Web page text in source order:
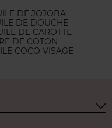
DE JOJOBA
DE DOUCHE
DE CAROTTE
DE COTON
COCO VISAGE